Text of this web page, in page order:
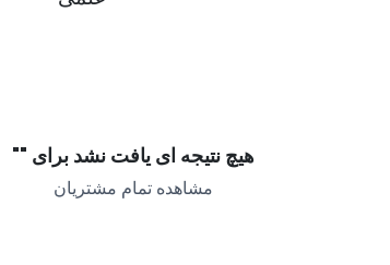
هیچ نتیجه ای یافت نشد برای ""
مشاهده تمام مشتریان